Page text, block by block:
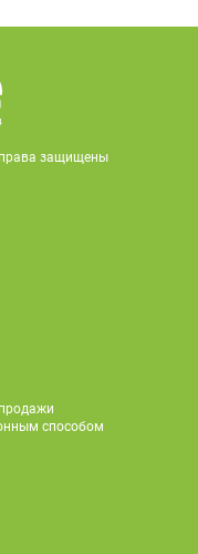
права защищены
способом